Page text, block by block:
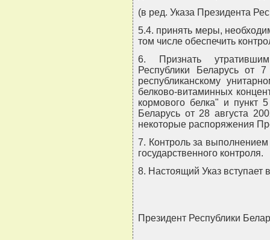
(в ред. Указа Президента
5.4. принять меры,
том числе обеспечить
6. Признать
Республики Беларусь от
республиканскому
белково-витаминных
кормового белка" и пункт
Беларусь от 28 августа
некоторые распоряжения
7. Контроль за
государственного контроля.
8. Настоящий Указ вступает
Президент Республики